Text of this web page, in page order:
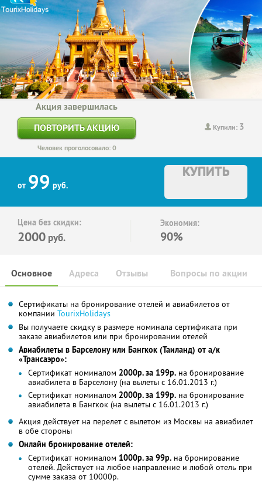
Купили: 3
Акция завершилась
ПОВТОРИТЬ АКЦИЮ
Человек проголосовало: 0
от 99 руб.
КУПИТЬ
Цена без скидки:
2000 руб.
Экономия:
90%
Основное Отзывы Вопросы по акции
Адреса
Сертификаты на бронирование отелей и авиабилетов от
компании TourixHolidays
Вы получаете скидку в размере номинала сертификата при
заказе авиабилетов или при бронировании отелей
Авиабилеты в Барселону или Бангкок (Таиланд) от а/к
«Трансаэро»:
Сертификат номиналом 2000р. за 199р. на бронирование
авиабилета в Барселону (на вылеты с 16.01.2013 г.)
Сертификат номиналом 2000р. за 199р. на бронирование
авиабилета в Бангкок (на вылеты с 16.01.2013 г.)
Акция действует на перелет с вылетом из Москвы на авиабилет
в обе стороны
Онлайн бронирование отелей:
Сертификат номиналом 1000р. за 99р. на бронирование
отелей. Действует на любое направление и любой отель при
сумме заказа от 10000р.